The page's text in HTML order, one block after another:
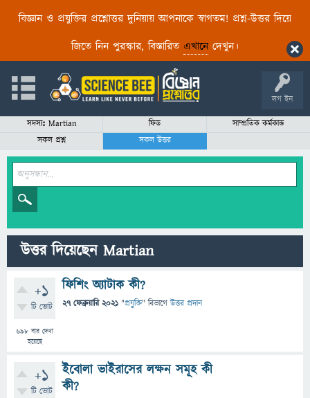
বিজ্ঞান ও প্রযুক্তির প্রশ্নোত্তর দুনিয়ায় আপনাকে স্বাগতম! প্রশ্ন-উত্তর দিয়ে
জিতে নিন পুরস্কার, বিস্তারিত এখানেদেখুন।
লগ ইন
সদস্যঃ Martian ফিড
সাম্প্রতিক কর্মকান্ড
সকল প্রশ্ন
সকল উত্তর
উত্তর দিয়েছেন Martian
+1
টি ভোট
698 বার দেখা
হয়েছে
ফিশিং অ্যাটাক কী?
27 ফেব্রুয়ারি 2021 "প্রযুক্তি" বিভাগে উত্তর প্রদান
+1
টি ভোট
ইবোলা ভাইরাসের লক্ষন সমূহ কী
কী?